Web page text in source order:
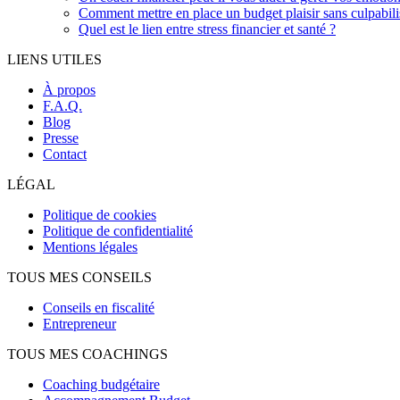
Comment mettre en place un budget plaisir sans
Quel est le lien entre stress financier et santé ?
LIENS UTILES
À propos
F.A.Q.
Blog
Presse
Contact
LÉGAL
Politique de cookies
Politique de confidentialité
Mentions légales
TOUS MES CONSEILS
Conseils en fiscalité
Entrepreneur
TOUS MES COACHINGS
Coaching budgétaire